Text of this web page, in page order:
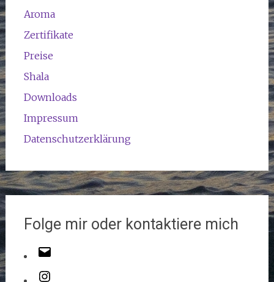
Aroma
Zertifikate
Preise
Shala
Downloads
Impressum
Datenschutzerklärung
Folge mir oder kontaktiere mich